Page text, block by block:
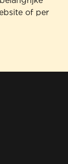
of per